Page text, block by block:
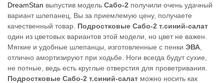
DreamStan выпустив модель Сабо-2 получили очень удачный
вариант шлепанец, Вы за приемлемую цену, получаете
качественный товар. Подростковые Сабо-2 т.синий-cалат
один из цветовых вариантов этой модели, но цвет не важен.
Мягкие и удобные шлепанцы, изготовленные с пенки ЭВА
отлично амортизируют при ходьбе. Ноги всегда будут сухие,
не потные, ведь есть круглые отверстия для проветривания.
Подростковые Сабо-2 т.синий-cалат можно носить как